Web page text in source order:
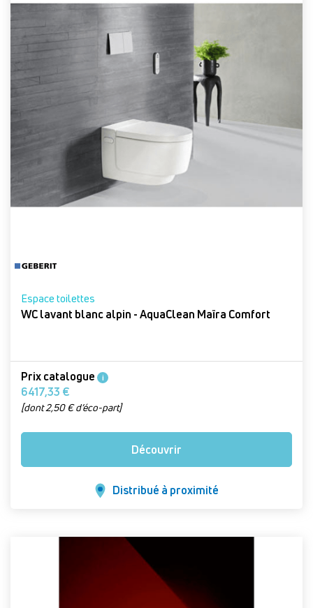
Espace toilettes
WC lavant blanc alpin - AquaClean Maïra Comfort
Prix catalogue i
6417,33 €
[dont 2,50 € d’éco-part]
Découvrir
Distribué à proximité